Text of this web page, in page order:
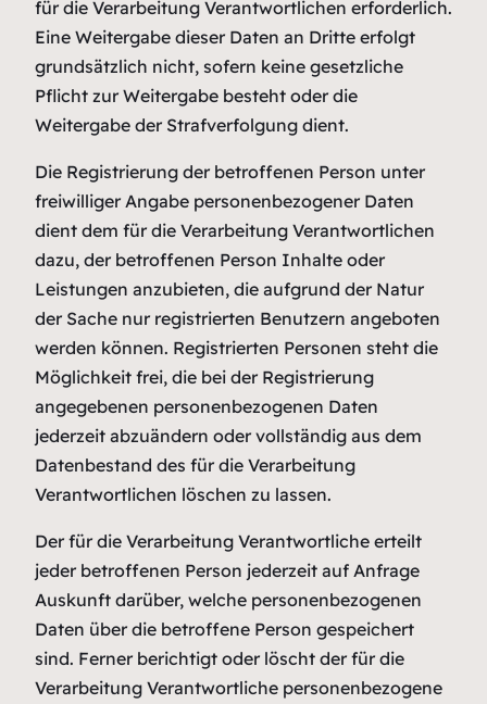
für die Verarbeitung Verantwortlichen erforderlich.
Eine Weitergabe dieser Daten an Dritte erfolgt
grundsätzlich nicht, sofern keine gesetzliche
Pflicht zur Weitergabe besteht oder die
Weitergabe der Strafverfolgung dient.
Die Registrierung der betroffenen Person unter
freiwilliger Angabe personenbezogener Daten
dient dem für die Verarbeitung Verantwortlichen
dazu, der betroffenen Person Inhalte oder
Leistungen anzubieten, die aufgrund der Natur
der Sache nur registrierten Benutzern angeboten
werden können. Registrierten Personen steht die
Möglichkeit frei, die bei der Registrierung
angegebenen personenbezogenen Daten
jederzeit abzuändern oder vollständig aus dem
Datenbestand des für die Verarbeitung
Verantwortlichen löschen zu lassen.
Der für die Verarbeitung Verantwortliche erteilt
jeder betroffenen Person jederzeit auf Anfrage
Auskunft darüber, welche personenbezogenen
Daten über die betroffene Person gespeichert
sind. Ferner berichtigt oder löscht der für die
Verarbeitung Verantwortliche personenbezogene